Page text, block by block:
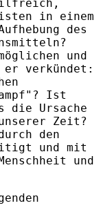
in einem
des
und
er verkündet:
Ist
die Ursache
Zeit?
den
und mit
und